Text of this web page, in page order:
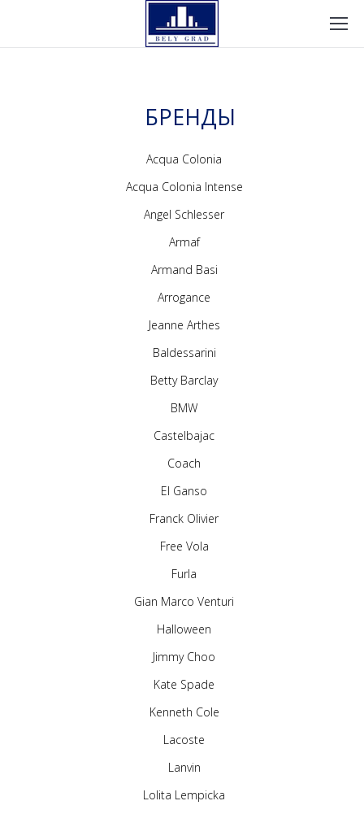
БРЕНДЫ
Acqua Colonia
Acqua Colonia Intense
Angel Schlesser
Armaf
Armand Basi
Arrogance
Jeanne Arthes
Baldessarini
Betty Barclay
BMW
Castelbajac
Coach
El Ganso
Franck Olivier
Free Vola
Furla
Gian Marco Venturi
Halloween
Jimmy Choo
Kate Spade
Kenneth Cole
Lacoste
Lanvin
Lolita Lempicka